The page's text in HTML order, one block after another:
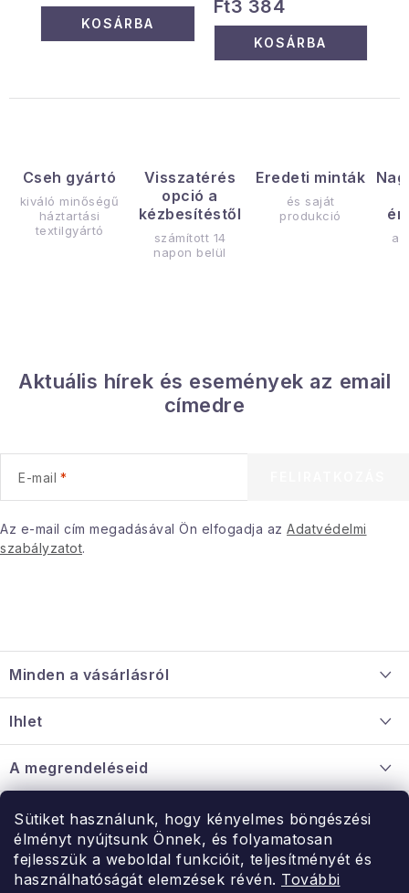
Sütiket használunk, hogy kényelmes böngészési
élményt nyújtsunk Önnek, és folyamatosan
fejlesszük a weboldal funkcióit, teljesítményét és
használhatóságát elemzések révén. További
Cseh gyártó
kiváló minőségű
háztartási
textilgyártó
Visszatérés
opció a
kézbesítéstől
számított 14
napon belül
Eredeti minták
és saját
produkció
KOSÁRBA
Ft3 384
KOSÁRBA
Aktuális hírek és események az email
címedre
E-mail
Az e-mail cím megadásával Ön elfogadja az Adatvédelmi
szabályzatot.
á
b
é
c
Minden a vásárlásról
Információ a mellékletről
Nagykereskedelmi együttműködés
Ihlet
A megrendeléseid
Érintkezés
Rendelésem
Érintkezés
Hé-Pé: 9:00-15:00
uzlet@modernvasarlas.hu